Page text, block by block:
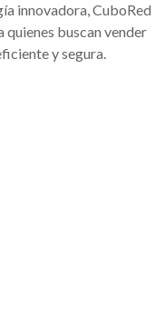
innovadora, CuboRed
quienes buscan vender
y segura.